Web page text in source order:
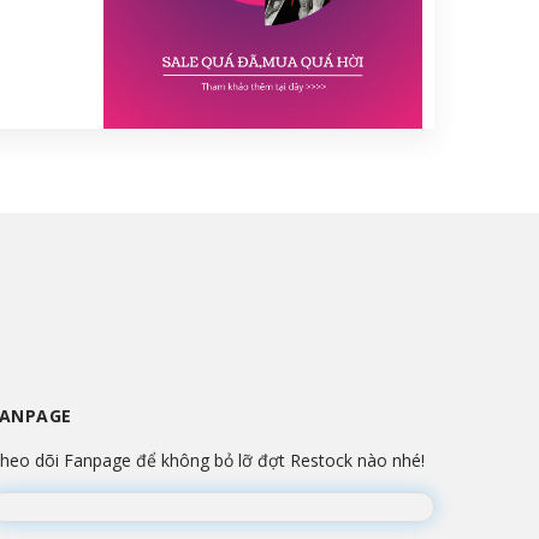
dõi Fanpage để không bỏ lỡ đợt Restock nào nhé!
Đang lắp ráp Fanpage...